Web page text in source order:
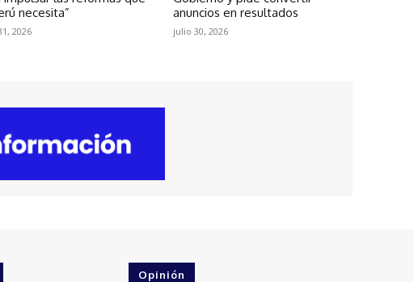
necesita”
2026
anuncios en resultados
julio 30, 2026
Opinión